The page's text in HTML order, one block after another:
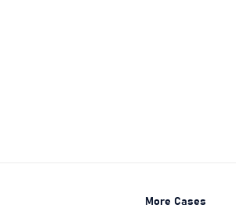
More Cases